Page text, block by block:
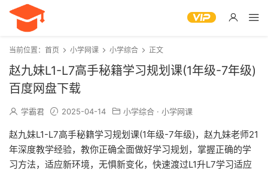
当前位置： 首页 小学网课 小学综合 正文
赵九妹L1-L7高手秘籍学习规划课(1年级-7年级)
百度网盘下载
学霸君 2025-04-14 小学综合 · 小学网课
赵九妹L1-L7高手秘籍学习规划课(1年级-7年级)，赵九妹老师21
年深度教学经验，教你正确全面做好学习规划，掌握正确的学
习方法，适应新环境，无惧新变化，快速渡过L1升L7学习适应